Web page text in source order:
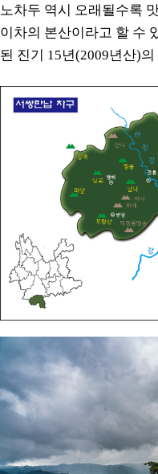
노차두 역시 오래될수록
이차의 본산이라고 할 수
된 진기 15년(2009년산)